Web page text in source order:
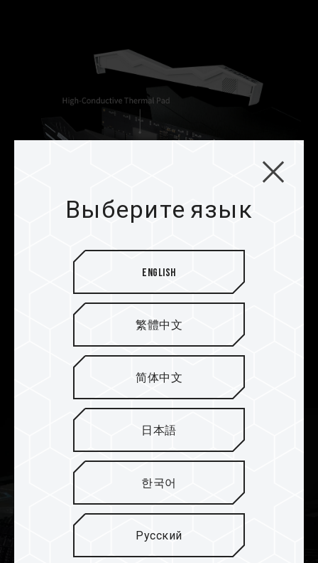
Усиленная конструкция
охлаждения PMIC
Модуль памяти DELTAα RGB DDR5 оснащен
профессиональным теплопроводящим
кремнием, усиленным охлаждением PMIC и
эффективными, стабильными функциями PMIC.
Выберите язык
English
繁體中文
简体中文
日本語
한국어
Русский